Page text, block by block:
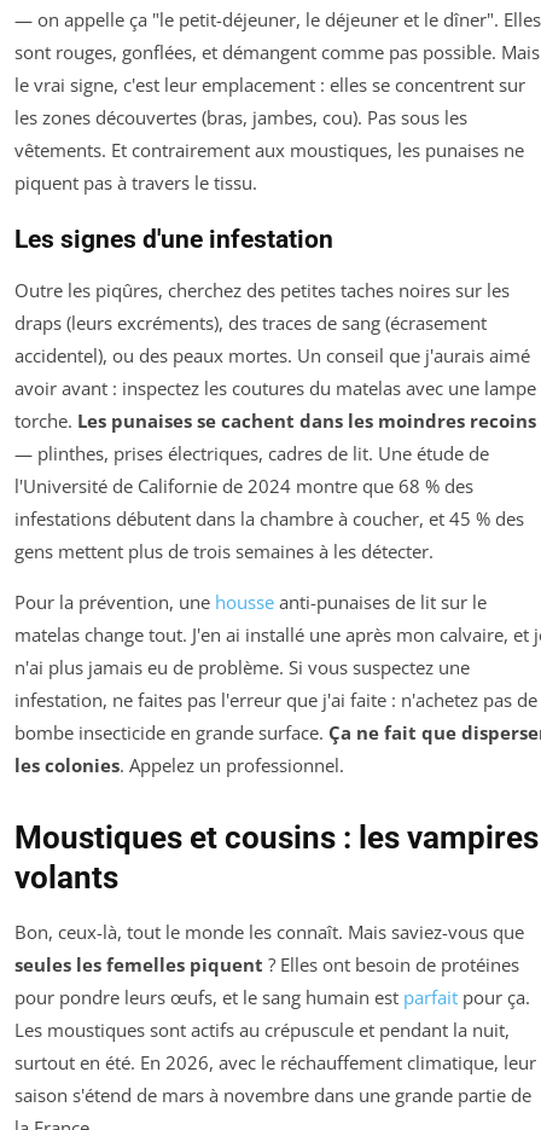
— on appelle ça "le petit-déjeuner, le déjeuner et le dîner". Elles
sont rouges, gonflées, et démangent comme pas possible. Mais
le vrai signe, c'est leur emplacement : elles se concentrent sur
les zones découvertes (bras, jambes, cou). Pas sous les
vêtements. Et contrairement aux moustiques, les punaises ne
piquent pas à travers le tissu.
Les signes d'une infestation
Outre les piqûres, cherchez des petites taches noires sur les
draps (leurs excréments), des traces de sang (écrasement
accidentel), ou des peaux mortes. Un conseil que j'aurais aimé
avoir avant : inspectez les coutures du matelas avec une lampe
torche. Les punaises se cachent dans les moindres recoins
— plinthes, prises électriques, cadres de lit. Une étude de
l'Université de Californie de 2024 montre que 68 % des
infestations débutent dans la chambre à coucher, et 45 % des
gens mettent plus de trois semaines à les détecter.
Pour la prévention, une housse anti-punaises de lit sur le
matelas change tout. J'en ai installé une après mon calvaire, et
n'ai plus jamais eu de problème. Si vous suspectez une
infestation, ne faites pas l'erreur que j'ai faite : n'achetez pas de
bombe insecticide en grande surface. Ça ne fait que
les colonies. Appelez un professionnel.
Moustiques et cousins : les vampires
volants
Bon, ceux-là, tout le monde les connaît. Mais saviez-vous que
seules les femelles piquent ? Elles ont besoin de protéines
pour pondre leurs œufs, et le sang humain est parfait pour ça.
Les moustiques sont actifs au crépuscule et pendant la nuit,
surtout en été. En 2026, avec le réchauffement climatique, leur
saison s'étend de mars à novembre dans une grande partie de